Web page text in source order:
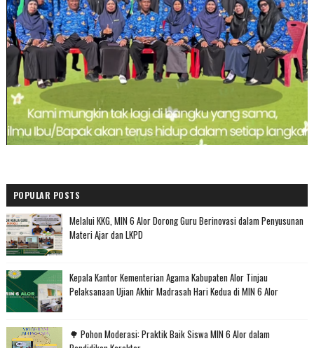
POPULAR POSTS
Melalui KKG, MIN 6 Alor Dorong Guru Berinovasi dalam Penyusunan
Materi Ajar dan LKPD
Kepala Kantor Kementerian Agama Kabupaten Alor Tinjau
Pelaksanaan Ujian Akhir Madrasah Hari Kedua di MIN 6 Alor
🌳 Pohon Moderasi: Praktik Baik Siswa MIN 6 Alor dalam